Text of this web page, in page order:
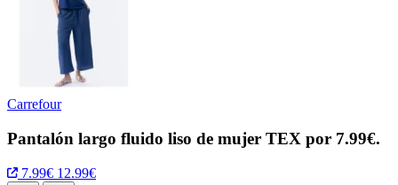
Carrefour
Pantalón largo fluido liso de mujer TEX por 7.99€.
7.99€ 12.99€